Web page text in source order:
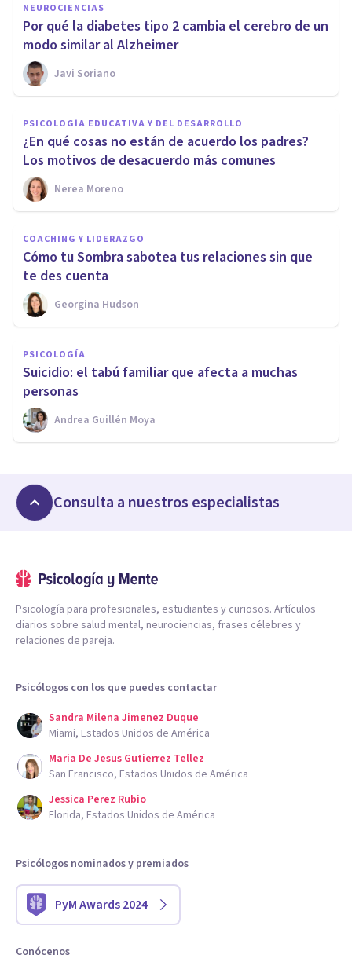
NEUROCIENCIAS
Por qué la diabetes tipo 2 cambia el cerebro de un
modo similar al Alzheimer
Javi Soriano
PSICOLOGÍA EDUCATIVA Y DEL DESARROLLO
¿En qué cosas no están de acuerdo los padres?
Los motivos de desacuerdo más comunes
Nerea Moreno
COACHING Y LIDERAZGO
Cómo tu Sombra sabotea tus relaciones sin que
te des cuenta
Georgina Hudson
PSICOLOGÍA
Suicidio: el tabú familiar que afecta a muchas
personas
Andrea Guillén Moya
Consulta a nuestros especialistas
Psicología para profesionales, estudiantes y curiosos. Artículos
diarios sobre salud mental, neurociencias, frases célebres y
relaciones de pareja.
Psicólogos con los que puedes contactar
Sandra Milena Jimenez Duque
Miami, Estados Unidos de América
Maria De Jesus Gutierrez Tellez
San Francisco, Estados Unidos de América
Jessica Perez Rubio
Florida, Estados Unidos de América
Psicólogos nominados y premiados
PyM Awards 2024
Conócenos